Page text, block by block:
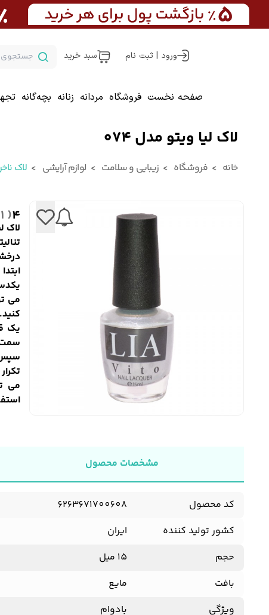
سبد خرید ورود | ثبت نام
صفحه نخست فروشگاه مردانه زنانه بچه‌گانه
لاک لیا ویتو مدل 074
خانه فروشگاه زیبایی و سلامت لوازم آرایشی لاک
4
( 1 )
لاک
می
کنید.
یک
سمت
سپس
می
مشخصات محصول
کد محصول
6263671700608
کشور تولید کننده
ایران
حجم
15 میل
بافت
مایع
ویژگی
بادوام